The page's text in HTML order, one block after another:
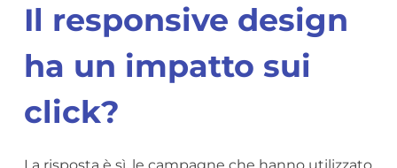
Il responsive design
ha un impatto sui
click?